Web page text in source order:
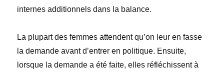
internes additionnels dans la balance.
La plupart des femmes attendent qu’on leur en fasse
la demande avant d’entrer en politique. Ensuite,
lorsque la demande a été faite, elles réfléchissent à